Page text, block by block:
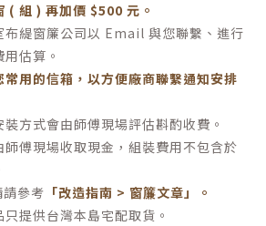
( 組 ) 再加價 $500 元。
布緹窗簾公司以 Email 與您聯繫、進行
估算。
常用的信箱，以方便廠商聯繫通知安排
方式會由師傅現場評估斟酌收費。
師傅現場收取現金，組裝費用不包含於
參考 「改造指南 > 窗簾文章」。
提供台灣本島宅配取貨。